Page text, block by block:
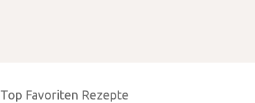
Top Favoriten Rezepte